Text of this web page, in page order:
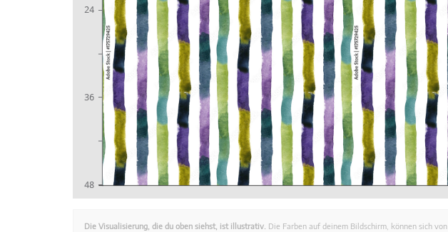
Die Visualisierung, die du oben siehst, ist illustrativ. Die Farben auf deinem Bildschirm, können sich von